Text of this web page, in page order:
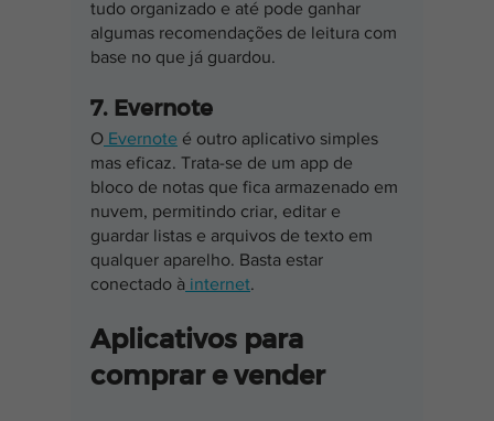
tudo organizado e até pode ganhar
algumas recomendações de leitura com
base no que já guardou.
7. Evernote
O Evernote é outro aplicativo simples
mas eficaz. Trata-se de um app de
bloco de notas que fica armazenado em
nuvem, permitindo criar, editar e
guardar listas e arquivos de texto em
qualquer aparelho. Basta estar
conectado à internet.
Aplicativos para
comprar e vender